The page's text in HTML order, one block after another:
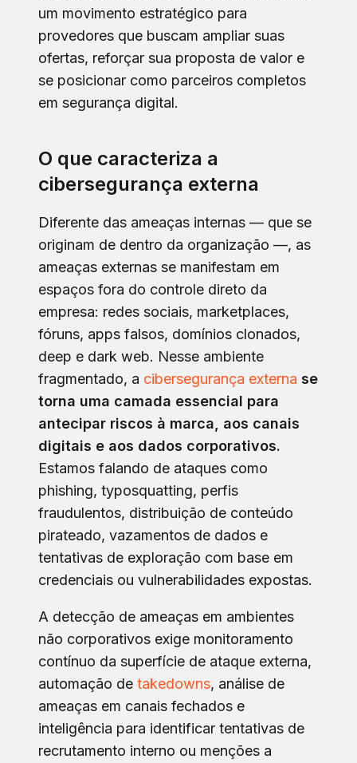
um movimento estratégico para
provedores que buscam ampliar suas
ofertas, reforçar sua proposta de valor e
se posicionar como parceiros completos
em segurança digital.
O que caracteriza a
cibersegurança externa
Diferente das ameaças internas — que se
originam de dentro da organização —, as
ameaças externas se manifestam em
espaços fora do controle direto da
empresa: redes sociais, marketplaces,
fóruns, apps falsos, domínios clonados,
deep e dark web. Nesse ambiente
fragmentado, a cibersegurança externa se
torna uma camada essencial para
antecipar riscos à marca, aos canais
digitais e aos dados corporativos.
Estamos falando de ataques como
phishing, typosquatting, perfis
fraudulentos, distribuição de conteúdo
pirateado, vazamentos de dados e
tentativas de exploração com base em
credenciais ou vulnerabilidades expostas.
A detecção de ameaças em ambientes
não corporativos exige monitoramento
contínuo da superfície de ataque externa,
automação de takedowns, análise de
ameaças em canais fechados e
inteligência para identificar tentativas de
recrutamento interno ou menções a